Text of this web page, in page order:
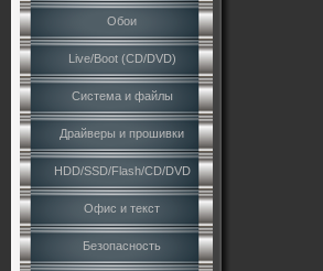
Обои
Live/Boot (CD/DVD)
Система и файлы
Драйверы и прошивки
HDD/SSD/Flash/CD/DVD
Офис и текст
Безопасность